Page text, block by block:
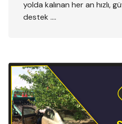
yolda kalınan her an hızlı,
destek ….